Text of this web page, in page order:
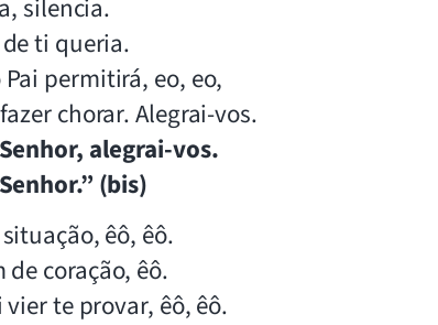
silencia.
ti queria.
permitirá, eo, eo,
chorar. Alegrai-vos.
alegrai-vos.
(bis)
êô, êô.
coração, êô.
vier te provar, êô, êô.